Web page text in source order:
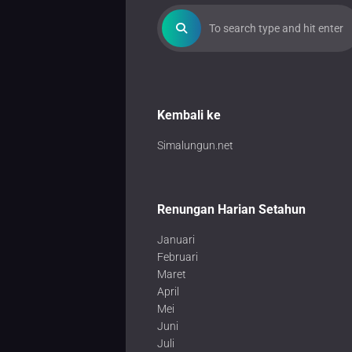
Kembali ke
Simalungun.net
Renungan Harian Setahun
Januari
Februari
Maret
April
Mei
Juni
Juli